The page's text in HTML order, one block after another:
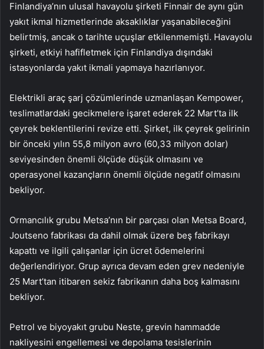
Finlandiya’nın ulusal havayolu şirketi Finnair de aynı gün
yakıt ikmal hizmetlerinde aksaklıklar yaşanabileceğini
belirtmiş, ancak o tarihte uçuşlar etkilenmemişti. Havayolu
şirketi, etkiyi hafifletmek için Finlandiya dışındaki
istasyonlarda yakıt ikmali yapmaya hazırlanıyor.
Elektrikli araç şarj çözümlerinde uzmanlaşan Kempower,
teslimatlardaki gecikmelere işaret ederek 22 Mart’ta ilk
çeyrek beklentilerini revize etti. Şirket, ilk çeyrek gelirinin
bir önceki yılın 55,8 milyon avro (60,33 milyon dolar)
seviyesinden önemli ölçüde düşük olmasını ve
operasyonel kazançların önemli ölçüde negatif olmasını
bekliyor.
Ormancılık grubu Metsa’nın bir parçası olan Metsa Board,
Joutseno fabrikası da dahil olmak üzere beş fabrikayı
kapattı ve ilgili çalışanlar için ücret ödemelerini
değerlendiriyor. Grup ayrıca devam eden grev nedeniyle
25 Mart’tan itibaren sekiz fabrikanın daha boş kalmasını
bekliyor.
Petrol ve biyoyakıt grubu Neste, grevin hammadde
nakliyesini engellemesi ve depolama tesislerinin